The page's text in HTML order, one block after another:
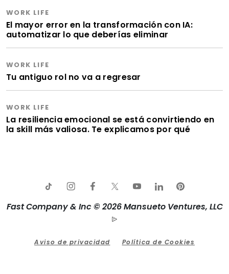
WORK LIFE
El mayor error en la transformación con IA:
automatizar lo que deberías eliminar
WORK LIFE
Tu antiguo rol no va a regresar
WORK LIFE
La resiliencia emocional se está convirtiendo en
la skill más valiosa. Te explicamos por qué
Fast Company & Inc © 2026 Mansueto Ventures, LLC
Aviso de privacidad Política de Cookies